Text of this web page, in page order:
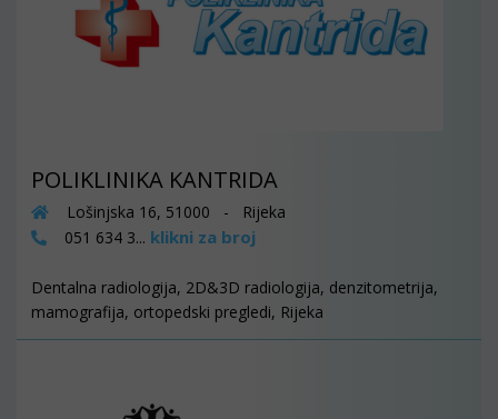
POLIKLINIKA KANTRIDA
Lošinjska 16, 51000 - Rijeka
051 634 3... klikni za broj
Dentalna radiologija, 2D&3D radiologija, denzitometrija,
mamografija, ortopedski pregledi, Rijeka